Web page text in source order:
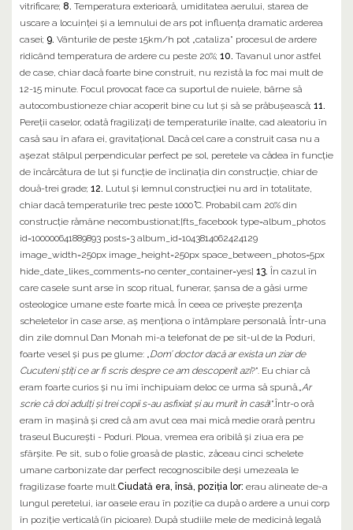
vitrificare; 8. Temperatura exterioară, umiditatea aerului, starea de
uscare a locuinţei şi a lemnului de ars pot influenţa dramatic arderea
casei; 9. Vânturile de peste 15km/h pot „cataliza” procesul de ardere
ridicând temperatura de ardere cu peste 20%; 10. Tavanul unor astfel
de case, chiar dacă foarte bine construit, nu rezistă la foc mai mult de
12-15 minute. Focul provocat face ca suportul de nuiele, bârne să
autocombustioneze chiar acoperit bine cu lut şi să se prăbuşească; 11.
Pereţii caselor, odată fragilizaţi de temperaturile înalte, cad aleatoriu în
casă sau în afara ei, gravitaţional. Dacă cel care a construit casa nu a
aşezat stâlpul perpendicular perfect pe sol, peretele va cădea în funcţie
de încărcătura de lut şi funcţie de înclinaţia din construcţie, chiar de
două-trei grade; 12. Lutul şi lemnul construcţiei nu ard în totalitate,
chiar dacă temperaturile trec peste 1000 ̊C. Probabil cam 20% din
construcţie rămâne necombustionat;[fts_facebook type=album_photos
id=100000641889893 posts=3 album_id=1043814062424129
image_width=250px image_height=250px space_between_photos=5px
hide_date_likes_comments=no center_container=yes] 13. În cazul în
care casele sunt arse în scop ritual, funerar, şansa de a găsi urme
osteologice umane este foarte mică. În ceea ce priveşte prezenţa
scheletelor în case arse, aş menţiona o întâmplare personală. Într-una
din zile domnul Dan Monah mi-a telefonat de pe sit-ul de la Poduri,
foarte vesel şi pus pe glume: „Dom’ doctor dacă ar exista un ziar de
Cucuteni ştiţi ce ar fi scris despre ce am descoperit azi?”. Eu chiar că
eram foarte curios şi nu îmi închipuiam deloc ce urma să spună.„Ar
scrie că doi adulţi şi trei copii s-au asfixiat şi au murit în casă!”.Într-o oră
eram în maşină şi cred că am avut cea mai mică medie orară pentru
traseul Bucureşti - Poduri. Ploua, vremea era oribilă şi ziua era pe
sfârşite. Pe sit, sub o folie groasă de plastic, zăceau cinci schelete
umane carbonizate dar perfect recognoscibile deşi umezeala le
fragilizase foarte mult.Ciudată era, însă, poziţia lor: erau alineate de-a
lungul peretelui, iar oasele erau în poziţie ca după o ardere a unui corp
în poziţie verticală (în picioare). După studiile mele de medicină legală